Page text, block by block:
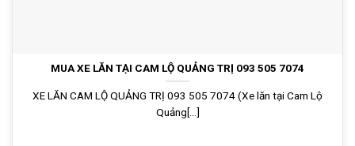
MUA XE LĂN TẠI CAM LỘ QUẢNG TRỊ 093 505 7074
XE LĂN CAM LỘ QUẢNG TRỊ 093 505 7074 (Xe lăn tại Cam Lộ
Quảng[...]